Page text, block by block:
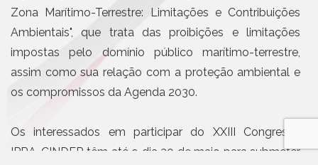
Zona Marítimo-Terrestre: Limitações e Contribuições
Ambientais", que trata das proibições e limitações
impostas pelo domínio público marítimo-terrestre,
assim como sua relação com a proteção ambiental e
os compromissos da Agenda 2030.
Os interessados em participar do XXIII Congresso
IPRA-CINDER têm até o dia 30 de maio para submeter